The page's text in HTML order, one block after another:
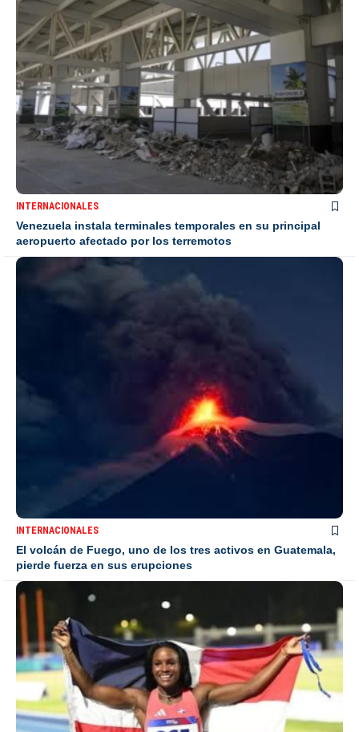
INTERNACIONALES
Venezuela instala terminales temporales en su principal
aeropuerto afectado por los terremotos
INTERNACIONALES
El volcán de Fuego, uno de los tres activos en Guatemala,
pierde fuerza en sus erupciones